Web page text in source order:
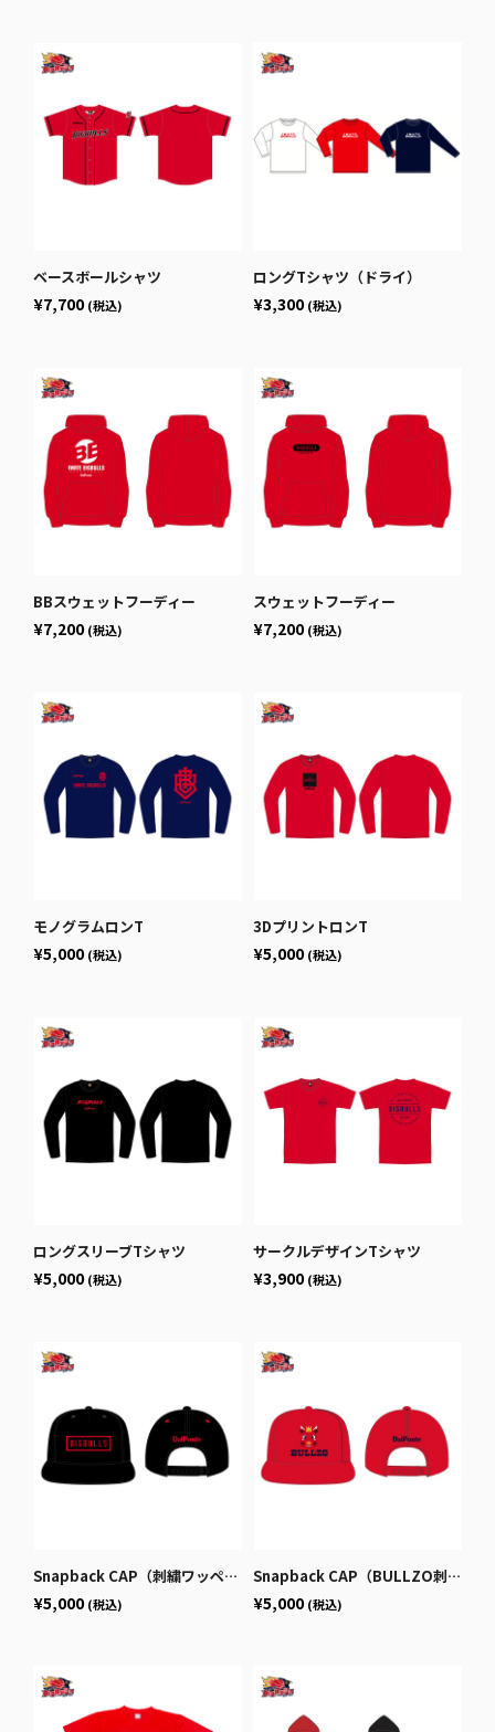
ベースボールシャツ
¥7,700 (税込)
ロングTシャツ（ドライ）
¥3,300 (税込)
BBスウェットフーディー
¥7,200 (税込)
スウェットフーディー
¥7,200 (税込)
モノグラムロンT
¥5,000 (税込)
3DプリントロンT
¥5,000 (税込)
ロングスリーブTシャツ
¥5,000 (税込)
サークルデザインTシャツ
¥3,900 (税込)
Snapback CAP（刺繍ワッペンタイプ）/BLACK
¥5,000 (税込)
Snapback CAP（BULLZO刺繍タイプ）/RED
¥5,000 (税込)